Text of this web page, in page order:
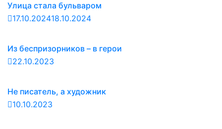
Улица стала бульваром
17.10.202418.10.2024
Из беспризорников – в герои
22.10.2023
Не писатель, а художник
10.10.2023